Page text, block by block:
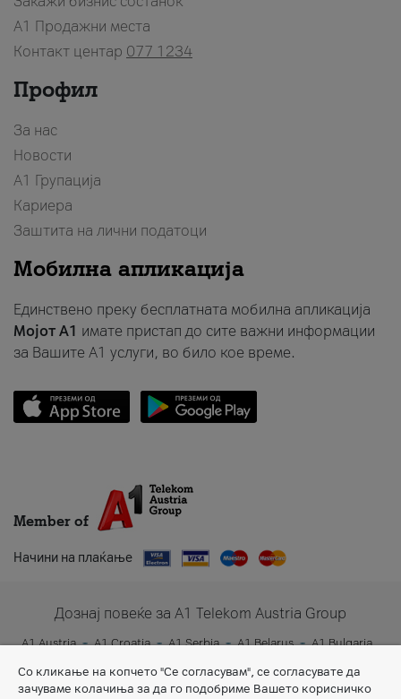
A1 Продажни места
Контакт центар 077 1234
Профил
За нас
Новости
А1 Групација
Кариера
Заштита на лични податоци
Мобилна апликација
Единствено преку бесплатната мобилна апликација
Мојот A1 имате пристап до сите важни информации
за Вашите A1 услуги, во било кое време.
Member of
Начини на плаќање
Дознај повеќе за A1 Telekom Austria Group
A1 Austria A1 Croatia A1 Serbia A1 Belarus
A1 Bulgaria
A1 Slovenia
A1 Digital
Со кликање на копчето "Се согласувам", се согласувате да
зачуваме колачиња за да го подобриме Вашето корисничко